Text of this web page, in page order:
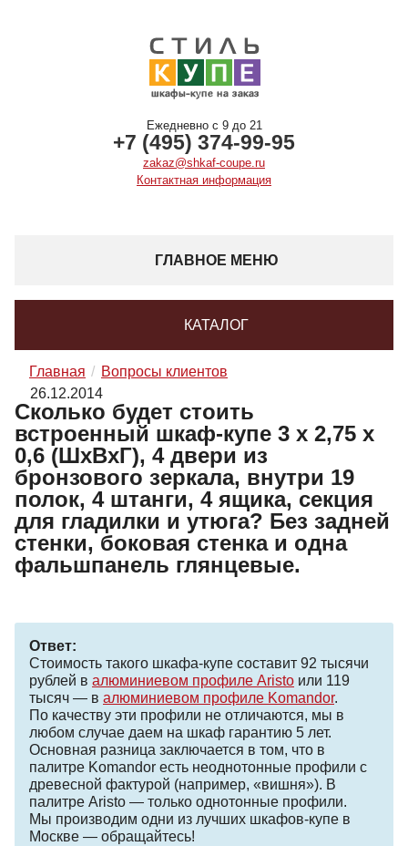
Ежедневно с 9 до 21
+7 (495) 374-99-95
zakaz@shkaf-coupe.ru
Контактная информация
ГЛАВНОЕ МЕНЮ
КАТАЛОГ
Главная
Вопросы клиентов
26.12.2014
Сколько будет стоить
встроенный шкаф-купе 3 х 2,75 х
0,6 (ШхВхГ), 4 двери из
бронзового зеркала, внутри 19
полок, 4 штанги, 4 ящика, секция
для гладилки и утюга? Без задней
стенки, боковая стенка и одна
фальшпанель глянцевые.
Ответ:
Стоимость такого шкафа-купе составит 92 тысячи
рублей в алюминиевом профиле Aristo или 119
тысяч — в алюминиевом профиле Komandor.
По качеству эти профили не отличаются, мы в
любом случае даем на шкаф гарантию 5 лет.
Основная разница заключается в том, что в
палитре Komandor есть неоднотонные профили с
древесной фактурой (например, «вишня»). В
палитре Aristo — только однотонные профили.
Мы производим одни из лучших шкафов-купе в
Москве — обращайтесь!